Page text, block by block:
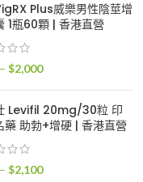
圍：
$2,400
Plus威樂男性陰莖增
1瓶60顆 | 香港直營
– $2,000價
範
圍：
$2,000
Levifil 20mg/30粒 印
藥 助勃+增硬 | 香港直營
– $2,100價